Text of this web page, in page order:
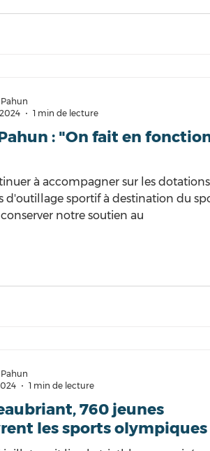
du sport de plein air dans la ville.
se concrétisera par la mise en place
: "On fait en
à accompagner sur les dotations
d'outillage sportif à destination du
notre soutien au
1 min de lecture
760 jeunes
les sports olympiques
1 min de lecture